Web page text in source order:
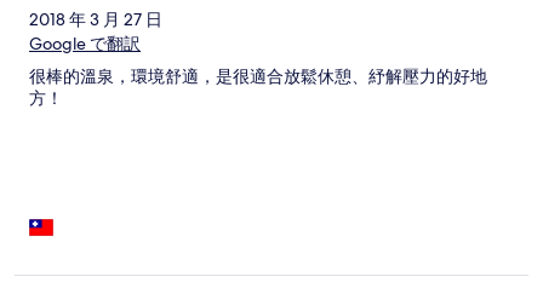
2018 年 3 月 27 日
Google で翻訳
很棒的溫泉，環境舒適，是很適合放鬆休憩、紓解壓力的好地
方！